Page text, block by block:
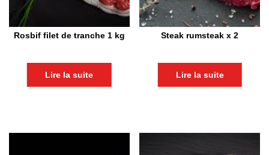
Rosbif filet de tranche 1 kg
Lire la suite
Steak rumsteak x 2
Lire la suite